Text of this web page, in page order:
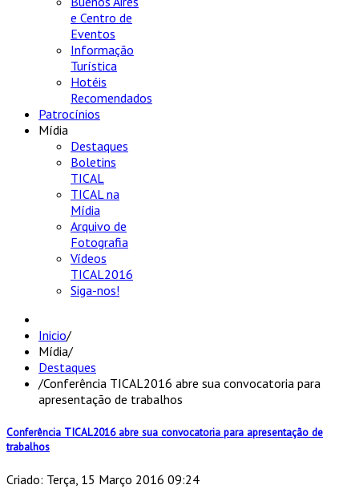
e Centro de
Eventos
Informação
Turística
Hotéis
Recomendados
Patrocínios
Mídia
Destaques
Boletins
TICAL
TICAL na
Mídia
Arquivo de
Fotografia
Vídeos
TICAL2016
Siga-nos!
Inicio/
Mídia/
Destaques
/Conferência TICAL2016 abre sua convocatoria para
apresentação de trabalhos
Conferência TICAL2016 abre sua convocatoria para apresentação de
trabalhos
Criado: Terça, 15 Março 2016 09:24